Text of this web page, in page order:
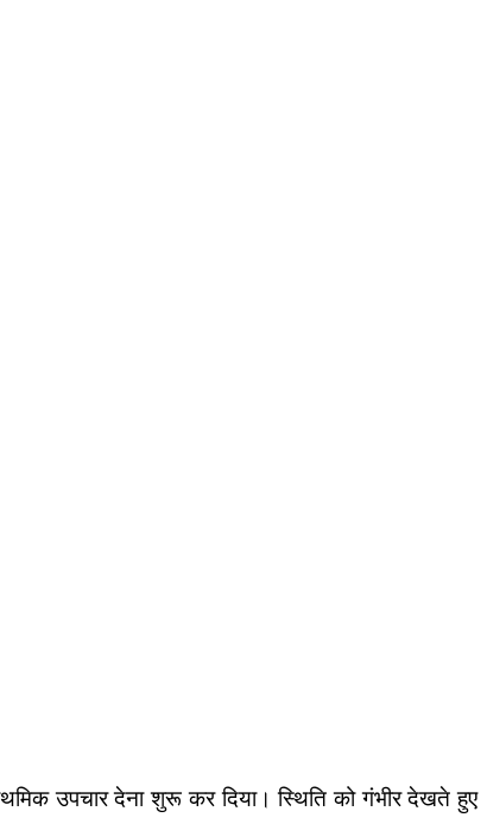
उपचार देना शुरू कर दिया। स्थिति को गंभीर देखते हुए